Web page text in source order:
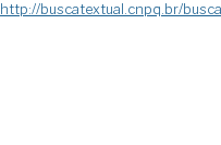
http://buscatextual.cnpq.br/